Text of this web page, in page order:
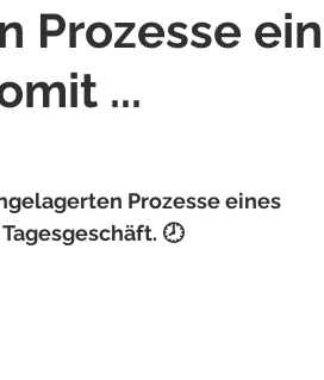
Prozesse
...
Prozesse eines
🕗